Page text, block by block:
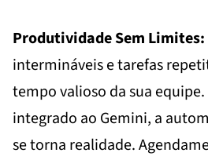
Produtividade Sem Limites:
intermináveis e tarefas
tempo valioso da sua
integrado ao Gemini, a
se torna realidade.